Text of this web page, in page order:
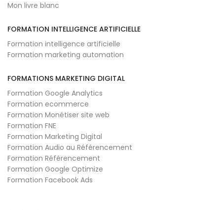
Mon livre blanc
FORMATION INTELLIGENCE ARTIFICIELLE
Formation intelligence artificielle
Formation marketing automation
FORMATIONS MARKETING DIGITAL
Formation Google Analytics
Formation ecommerce
Formation Monétiser site web
Formation FNE
Formation Marketing Digital
Formation Audio au Référencement
Formation Référencement
Formation Google Optimize
Formation Facebook Ads